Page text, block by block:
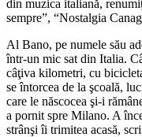
din muzica italiană,
sempre”, “Nostalgia
Al Bano, pe numele său
într-un mic sat din Italia.
câţiva kilometri, cu
se întorcea de la şcoală,
care le născocea şi-i
a pornit spre Milano. A
strânşi îi trimitea acasă,